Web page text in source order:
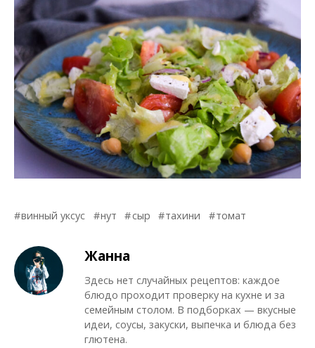
винный уксус нут сыр тахини томат
Жанна
Здесь нет случайных рецептов: каждое
блюдо проходит проверку на кухне и за
семейным столом. В подборках — вкусные
идеи, соусы, закуски, выпечка и блюда без
глютена.